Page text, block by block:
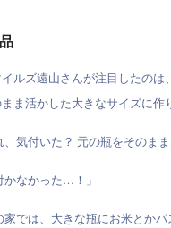
ルズ遠山さんが注目したの
ま活かした大きなサイズに作
気付いた？ 元の瓶をそのま
なかった…！」
では、大きな瓶にお米とか